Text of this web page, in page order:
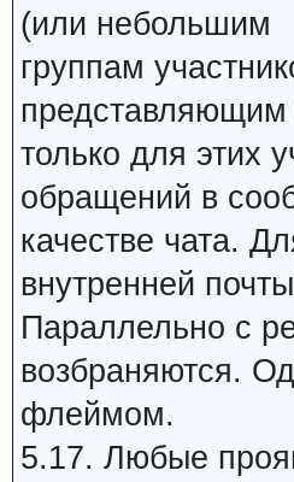
(или небольшим
группам
представляющим
только для этих
обращений в
качестве чата.
внутренней
Параллельно с
возбраняются.
флеймом.
5.17. Любые